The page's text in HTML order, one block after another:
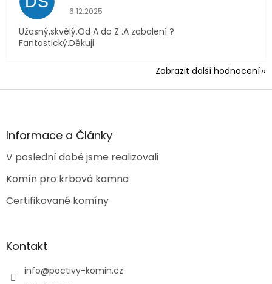
Hodnocení obchodu je 5 z 5 hvězdiček.
6.12.2025
Užasný,skvělý.Od A do Z .A zabalení ?
Fantastický.Děkuji
Zobrazit další hodnocení
Z
aInformace a Články
V poslední době jsme realizovali
Komín pro krbová kamna
Certifikované komíny
Kontakt
info@poctivy-komin.cz